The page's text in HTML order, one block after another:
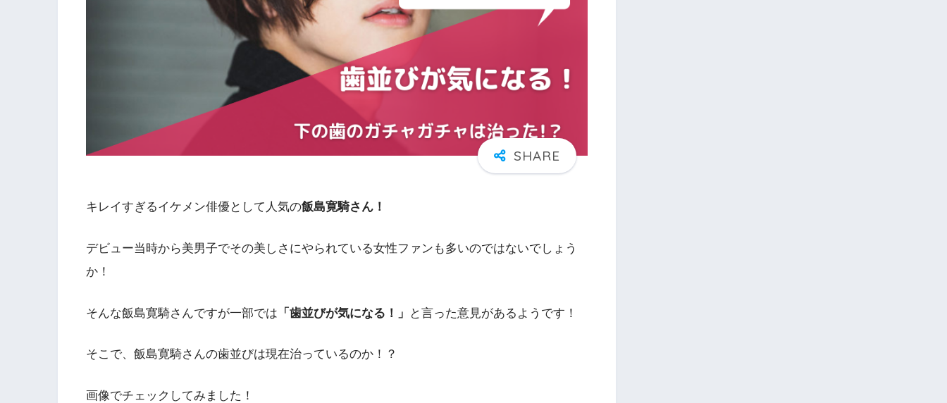
キレイすぎるイケメン俳優として人気の飯島寛騎さん！
デビュー当時から美男子でその美しさにやられている女性ファンも多いのではないでしょう
か！
そんな飯島寛騎さんですが一部では 「歯並びが気になる！」 と言った意見があるようです！
そこで、飯島寛騎さんの歯並びは現在治っているのか！？
画像でチェックしてみました！